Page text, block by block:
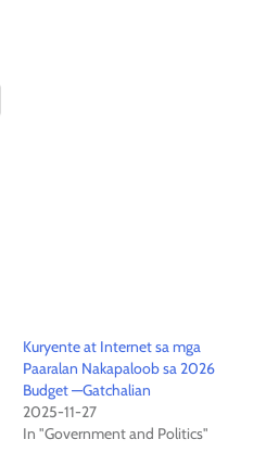
Kuryente at Internet sa mga
Paaralan Nakapaloob sa 2026
Budget —Gatchalian
2025-11-27
In "Government and Politics"